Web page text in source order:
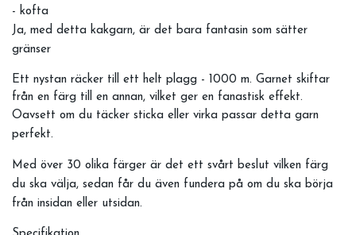
- kofta
Ja, med detta kakgarn, är det bara fantasin som sätter
gränser
Ett nystan räcker till ett helt plagg - 1000 m. Garnet skiftar
från en färg till en annan, vilket ger en fanastisk effekt.
Oavsett om du täcker sticka eller virka passar detta garn
perfekt.
Med över 30 olika färger är det ett svårt beslut vilken färg
du ska välja, sedan får du även fundera på om du ska börja
från insidan eller utsidan.